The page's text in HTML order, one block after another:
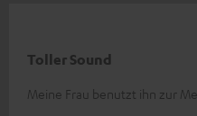
Toller Sound
Meine Frau benutzt ihn zur